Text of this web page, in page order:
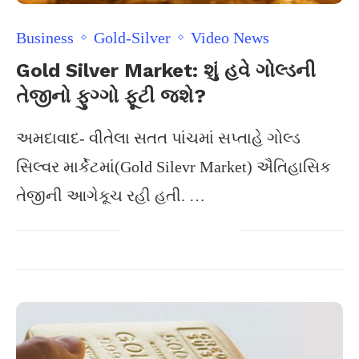
Business Gold-Silver Video News
Gold Silver Market: શું હવે ગોલ્ડની
તેજીનો ફુગ્ગો ફૂટી જશે?
અમદાવાદ- વીતેલા સતત પાંચમાં સપ્તાહે ગોલ્ડ
સિલ્વર માર્કેટમાં(Gold Silevr Market) ઐતિહાસિક
તેજીની આગેકૂચ રહી હતી. …